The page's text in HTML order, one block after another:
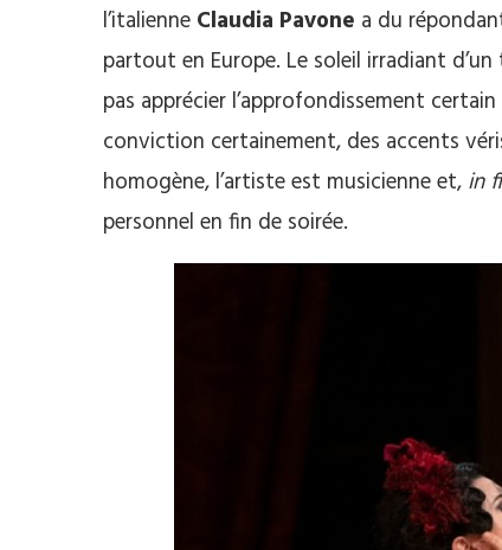
l’italienne Claudia Pavone a du
partout en Europe. Le soleil irradiant
pas apprécier l’approfondissement
conviction certainement, des accents
homogène, l’artiste est musicienne et, in
personnel en fin de soirée.